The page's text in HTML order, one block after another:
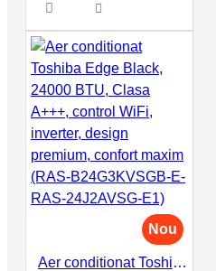
Nou
Aer conditionat Toshiba Edge Black, 24000 BTU, Clasa A+++, control WiFi, inverter, design premium, confort maxim (RAS-B24G3KVSGB-E-RAS-24J2AVSG-E1)